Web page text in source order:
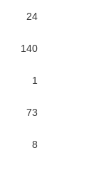
24
140
1
73
8